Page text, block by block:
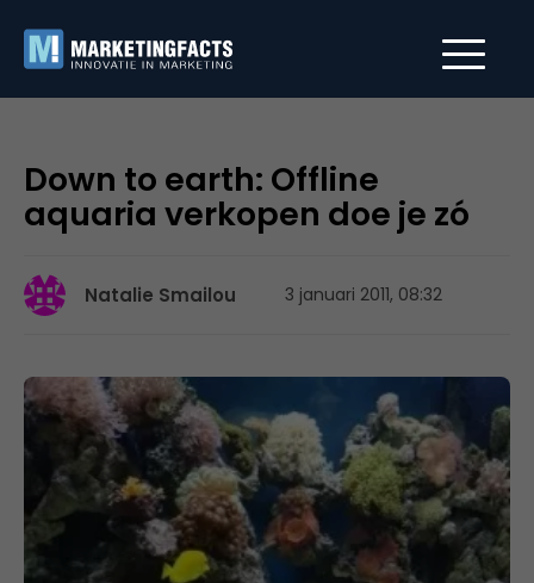
Down to earth: Offline
aquaria verkopen doe je zó
Natalie Smailou 3 januari 2011, 08:32